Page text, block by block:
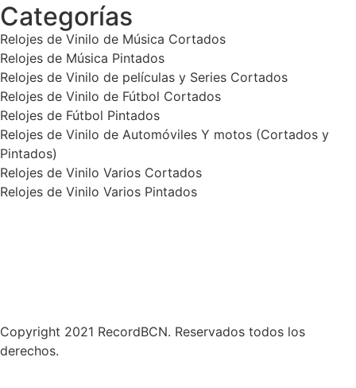
Categorías
Relojes de Vinilo de Música Cortados
Relojes de Música Pintados
Relojes de Vinilo de películas y Series Cortados
Relojes de Vinilo de Fútbol Cortados
Relojes de Fútbol Pintados
Relojes de Vinilo de Automóviles Y motos (Cortados y
Pintados)
Relojes de Vinilo Varios Cortados
Relojes de Vinilo Varios Pintados
Copyright 2021 RecordBCN. Reservados todos los
derechos.